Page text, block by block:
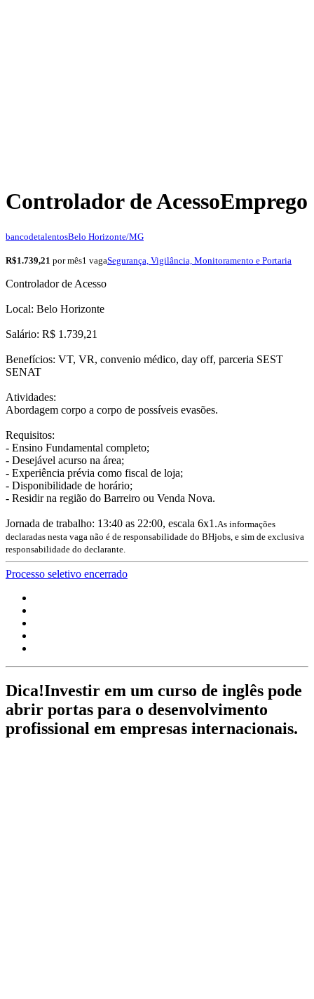
Controlador de AcessoEmprego
bancodetalentosBelo Horizonte/MG
R$1.739,21 por mês1 vagaSegurança, Vigilância, Monitoramento e Portaria
Controlador de Acesso
Local: Belo Horizonte
Salário: R$ 1.739,21
Benefícios: VT, VR, convenio médico, day off, parceria SEST
SENAT
Atividades:
Abordagem corpo a corpo de possíveis evasões.
Requisitos:
- Ensino Fundamental completo;
- Desejável acurso na área;
- Experiência prévia como fiscal de loja;
- Disponibilidade de horário;
- Residir na região do Barreiro ou Venda Nova.
Jornada de trabalho: 13:40 as 22:00, escala 6x1.As informações
declaradas nesta vaga não é de responsabilidade do BHjobs, e sim de exclusiva
responsabilidade do declarante.
Processo seletivo encerrado
Dica!Investir em um curso de inglês pode
abrir portas para o desenvolvimento
profissional em empresas internacionais.